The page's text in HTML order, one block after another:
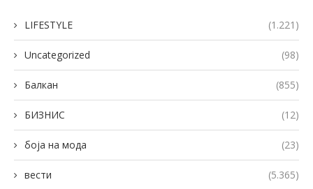
LIFESTYLE (1.221)
Uncategorized (98)
Балкан (855)
БИЗНИС (12)
боја на мода (23)
вести (5.365)